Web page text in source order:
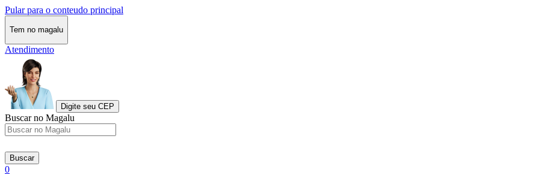
Pular para o conteudo principal
Tem no magalu
Atendimento
Digite seu CEP
Buscar no Magalu
Buscar
0